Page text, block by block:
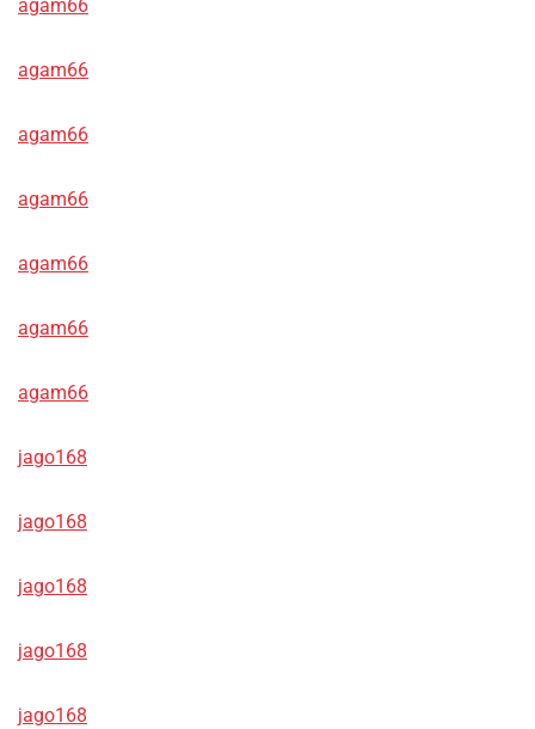
agam66
agam66
agam66
agam66
agam66
agam66
agam66
jago168
jago168
jago168
jago168
jago168